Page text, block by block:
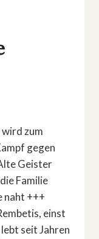
zum
gegen
Geister
Familie
naht +++
einst
seit Jahren